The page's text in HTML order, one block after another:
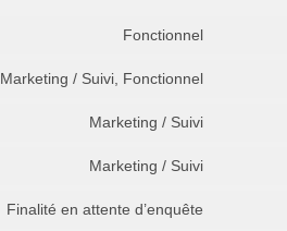
Fonctionnel
Marketing / Suivi, Fonctionnel
Marketing / Suivi
Marketing / Suivi
Finalité en attente d’enquête